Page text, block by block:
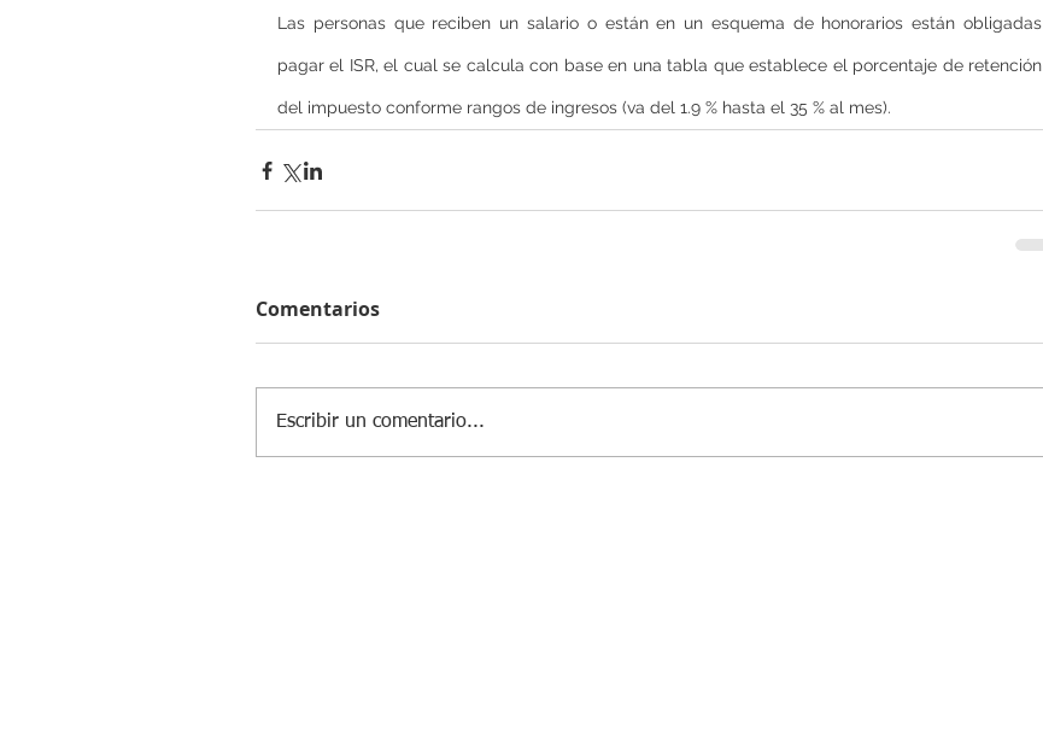
Las personas que reciben un salario o están en un esquema de honorarios están obligadas
pagar el ISR, el cual se calcula con base en una tabla que establece el porcentaje de retención
del impuesto conforme rangos de ingresos (va del 1.9 % hasta el 35 % al mes).
Comentarios
Escribir un comentario...